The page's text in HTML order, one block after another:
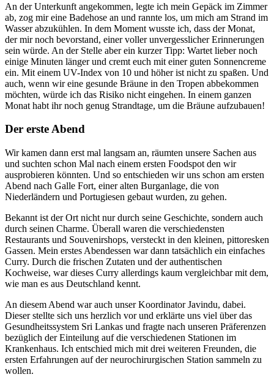
An der Unterkunft angekommen, legte ich mein Gepäck im Zimmer
ab, zog mir eine Badehose an und rannte los, um mich am Strand im
Wasser abzukühlen. In dem Moment wusste ich, dass der Monat,
der mir noch bevorstand, einer voller unvergesslicher Erinnerungen
sein würde. An der Stelle aber ein kurzer Tipp: Wartet lieber noch
einige Minuten länger und cremt euch mit einer guten Sonnencreme
ein. Mit einem UV-Index von 10 und höher ist nicht zu spaßen. Und
auch, wenn wir eine gesunde Bräune in den Tropen abbekommen
möchten, würde ich das Risiko nicht eingehen. In einem ganzen
Monat habt ihr noch genug Strandtage, um die Bräune aufzubauen!
Der erste Abend
Wir kamen dann erst mal langsam an, räumten unsere Sachen aus
und suchten schon Mal nach einem ersten Foodspot den wir
ausprobieren könnten. Und so entschieden wir uns schon am ersten
Abend nach Galle Fort, einer alten Burganlage, die von
Niederländern und Portugiesen gebaut wurden, zu gehen.
Bekannt ist der Ort nicht nur durch seine Geschichte, sondern auch
durch seinen Charme. Überall waren die verschiedensten
Restaurants und Souvenirshops, versteckt in den kleinen, pittoresken
Gassen. Mein erstes Abendessen war dann tatsächlich ein einfaches
Curry. Durch die frischen Zutaten und der authentischen
Kochweise, war dieses Curry allerdings kaum vergleichbar mit dem,
wie man es aus Deutschland kennt.
An diesem Abend war auch unser Koordinator Javindu, dabei.
Dieser stellte sich uns herzlich vor und erklärte uns viel über das
Gesundheitssystem Sri Lankas und fragte nach unseren Präferenzen
bezüglich der Einteilung auf die verschiedenen Stationen im
Krankenhaus. Ich entschied mich mit drei weiteren Freunden, die
ersten Erfahrungen auf der neurochirurgischen Station sammeln zu
wollen.